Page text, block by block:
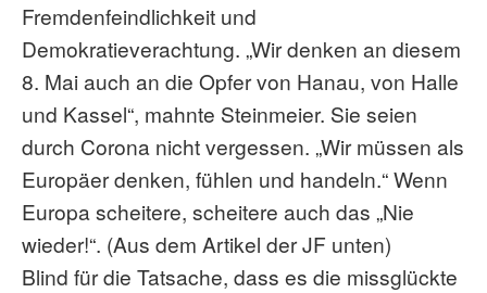
Fremdenfeindlichkeit und
Demokratieverachtung. „Wir denken an diesem
8. Mai auch an die Opfer von Hanau, von Halle
und Kassel“, mahnte Steinmeier. Sie seien
durch Corona nicht vergessen. „Wir müssen als
Europäer denken, fühlen und handeln.“ Wenn
Europa scheitere, scheitere auch das „Nie
wieder!“. (Aus dem Artikel der JF unten)
Blind für die Tatsache, dass es die missglückte